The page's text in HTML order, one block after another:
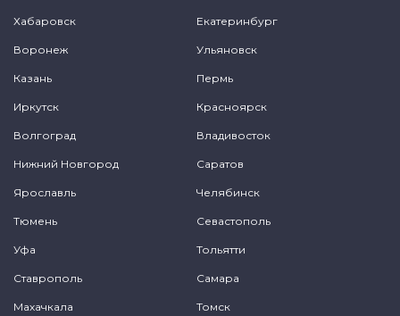
Хабаровск Екатеринбург
Воронеж Ульяновск
Казань Пермь
Иркутск Красноярск
Волгоград Владивосток
Нижний Новгород Саратов
Ярославль Челябинск
Тюмень Севастополь
Уфа Тольятти
Ставрополь Самара
Махачкала Томск